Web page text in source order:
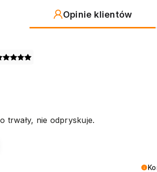
Opinie klientów
trwały, nie odpryskuje.